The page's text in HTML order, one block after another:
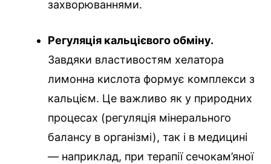
захворюваннями.
Регуляція кальцієвого обміну.
Завдяки властивостям хелатора
лимонна кислота формує комплекси з
кальцієм. Це важливо як у природних
процесах (регуляція мінерального
балансу в організмі), так і в медицині
— наприклад, при терапії сечокам’яної